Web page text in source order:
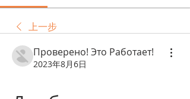
上一步
Проверено! Это Работает!
2023年8月6日